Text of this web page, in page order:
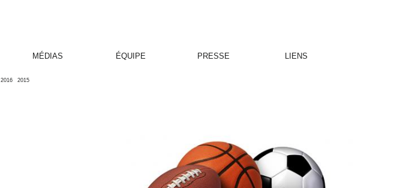
2016
2015
MÉDIAS ÉQUIPE PRESSE LIENS